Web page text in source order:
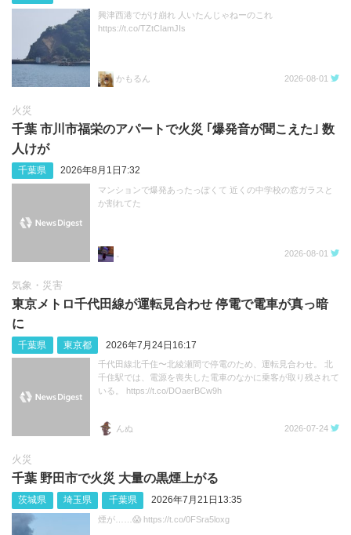
興津西港でがけ崩れ 人いたんじゃねーのこれ
https://t.co/TZtCIamJIs
かもるん 2026-08-01
火災
千葉 市川市福栄のアパートで火災 ｢爆発音が聞こえた｣ 数
人けが
千葉県 2026年8月1日7:32
マンションで爆発あったっぽくて 近くの中学校の窓ガラスと
か割れてた
2026-08-01
気象・災害
東京メトロ千代田線が運転見合わせ 停電で電車が真っ暗
に
千葉県 東京都 2026年7月24日16:17
千代田線北千住〜北綾瀬間で停電のため、運転見合わせ。 北
千住駅では、電源を喪失した電車のなかに乗客が取り残されて
いる。 https://t.co/DOaerBCw9h
んぬ 2026-07-24
火災
千葉 野田市で火災 大量の黒煙上がる
茨城県 埼玉県 千葉県 2026年7月21日13:35
煙が……😱 https://t.co/0FSra5loxg